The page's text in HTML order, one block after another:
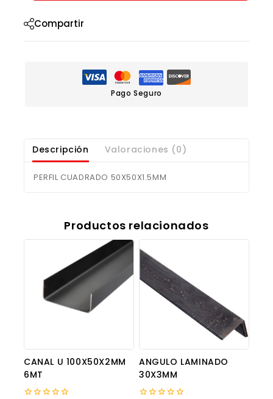
Compartir
Pago Seguro
Descripción Valoraciones (0)
PERFIL CUADRADO 50X50X1.5MM
Productos relacionados
CANAL U 100X50X2MM
6MT
ANGULO LAMINADO
30X3MM